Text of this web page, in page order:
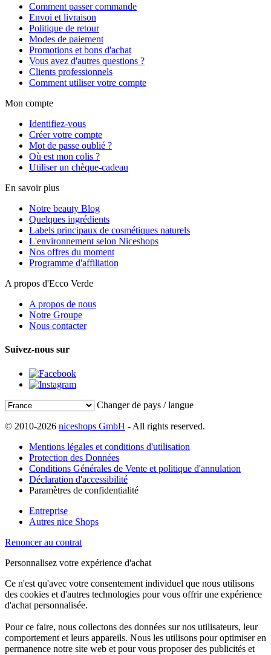
Comment passer commande
Envoi et livraison
Politique de retour
Modes de paiement
Promotions et bons d'achat
Vous avez d'autres questions ?
Clients professionnels
Comment utiliser votre compte
Mon compte
Identifiez-vous
Créer votre compte
Mot de passe oublié ?
Où est mon colis ?
Utiliser un chèque-cadeau
En savoir plus
Notre beauty Blog
Quelques ingrédients
Labels principaux de cosmétiques naturels
L'environnement selon Niceshops
Nos offres du moment
Programme d'affiliation
A propos d'Ecco Verde
A propos de nous
Notre Groupe
Nous contacter
Suivez-nous sur
Changer de pays / langue
© 2010-2026 niceshops GmbH - All rights reserved.
Mentions légales et conditions d'utilisation
Protection des Données
Conditions Générales de Vente et politique d'annulation
Déclaration d'accessibilité
Paramètres de confidentialité
Entreprise
Autres nice Shops
Renoncer au contrat
Personnalisez votre expérience d'achat
Ce n'est qu'avec votre consentement individuel que nous utilisons
des cookies et d'autres technologies pour vous offrir une expérience
d'achat personnalisée.
Pour ce faire, nous collectons des données sur nos utilisateurs, leur
comportement et leurs appareils. Nous les utilisons pour optimiser en
permanence notre site web et pour vous proposer des publicités et